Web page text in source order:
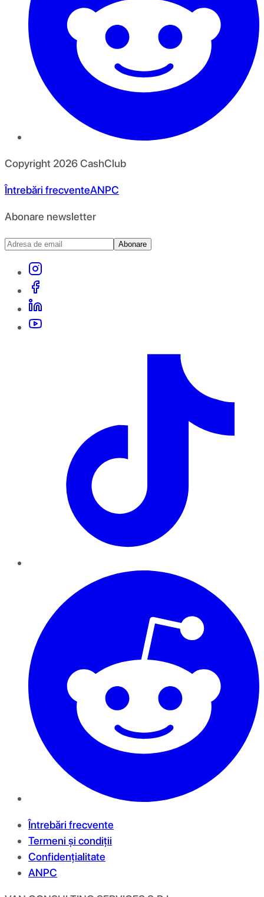
Copyright 2026CashClub
Întrebări frecventeANPC
Abonare newsletter
Abonare
Întrebări frecvente
Termeni și condiții
Confidențialitate
ANPC